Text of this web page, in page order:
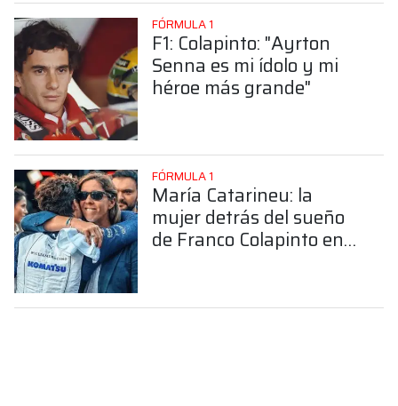
FÓRMULA 1
F1: Colapinto: "Ayrton
Senna es mi ídolo y mi
héroe más grande"
FÓRMULA 1
María Catarineu: la
mujer detrás del sueño
de Franco Colapinto en